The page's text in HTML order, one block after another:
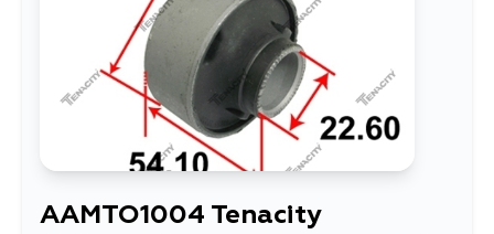
AAMTO1004 Tenacity